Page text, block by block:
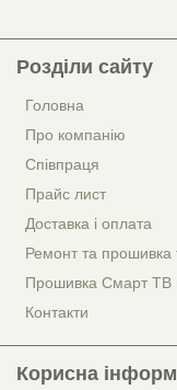
Розділи сайту
Головна
Про компанію
Співпраця
Прайс лист
Доставка і оплата
Ремонт та
Прошивка Смарт ТВ
Контакти
Корисна